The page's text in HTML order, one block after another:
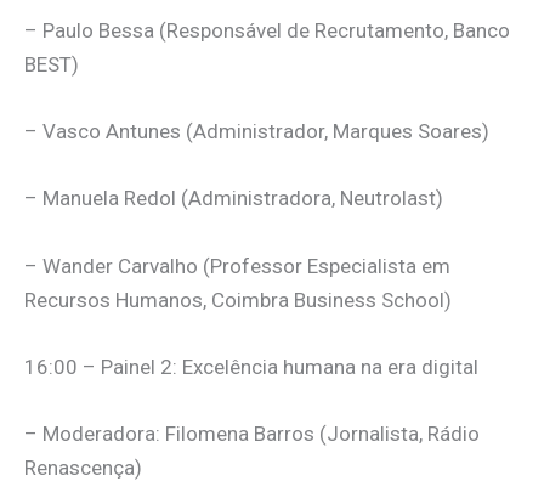
– Paulo Bessa (Responsável de Recrutamento, Banco
BEST)
– Vasco Antunes (Administrador, Marques Soares)
– Manuela Redol (Administradora, Neutrolast)
– Wander Carvalho (Professor Especialista em
Recursos Humanos, Coimbra Business School)
16:00 – Painel 2: Excelência humana na era digital
– Moderadora: Filomena Barros (Jornalista, Rádio
Renascença)